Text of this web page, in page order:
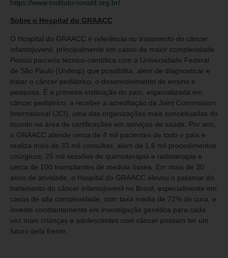
https://www.instituto-ronald.org.br/
Sobre o Hospital do GRAACC
O Hospital do GRAACC é referência no tratamento do câncer
infantojuvenil, principalmente em casos de maior complexidade.
Possui parceria técnico-científica com a Universidade Federal
de São Paulo (Unifesp) que possibilita, além de diagnosticar e
tratar o câncer pediátrico, o desenvolvimento de ensino e
pesquisa. É a primeira instituição do país, especializada em
câncer pediátrico, a receber a acreditação da Joint Commission
International (JCI), uma das organizações mais conceituadas do
mundo na área de certificações em serviços de saúde. Por ano,
o GRAACC atende cerca de 4 mil pacientes de todo o país e
realiza mais de 33 mil consultas, além de 1,6 mil procedimentos
cirúrgicos, 25 mil sessões de quimioterapia e radioterapia e
cerca de 100 transplantes de medula óssea. Em mais de 30
anos de atividade, o ​Hospital do ​GRAACC elevou o patamar do
tratamento do câncer infantojuvenil no Brasil, especialmente em
casos de alta complexidade, com taxa média de 72% de cura, e
investe constantemente em investigação genética para cada
vez mais crianças e adolescentes com câncer possam ter um
futuro pela frente.